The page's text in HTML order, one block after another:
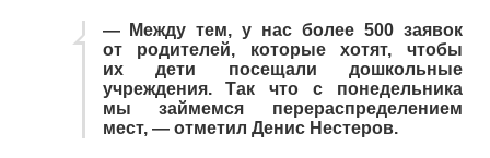
— Между тем, у нас более 500 заявок
от родителей, которые хотят, чтобы
их дети посещали дошкольные
учреждения. Так что с понедельника
мы займемся перераспределением
мест, — отметил Денис Нестеров.